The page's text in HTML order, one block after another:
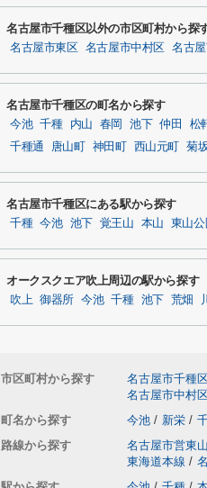
名古屋市千種区以外の市区町村から探
名古屋市東区 名古屋市中村区 名古
名古屋市千種区の町名から探す
今池 千種 内山 春岡 池下 仲田 松
千種通
唐山町 神田町 西山元町 菊坂
名古屋市千種区にある駅から探す
千種 今池 池下 覚王山 本山 東山公
オークスクエア吹上周辺の駅から探す
吹上 御器所 今池 千種 池下 荒畑
市区町村から探す 名古屋市千種
名古屋市中村
町名から探す
今池 / 新栄 /
路線から探す
名古屋市営東
東海道本線 /